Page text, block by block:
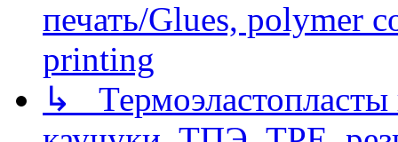
печать/Glues, polymer
printing
↳